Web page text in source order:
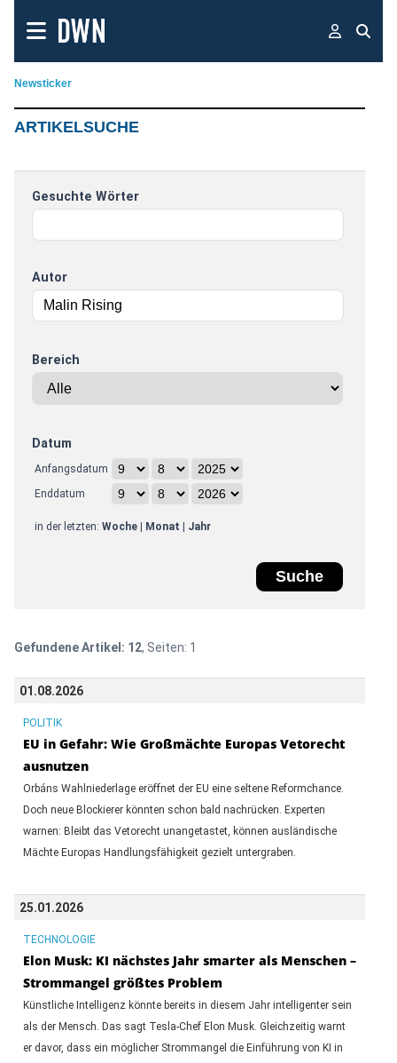
Newsticker
ARTIKELSUCHE
Gesuchte Wörter
Autor
Bereich
Datum
Anfangsdatum
Enddatum
in der letzten: Woche| Monat Jahr
Gefundene Artikel: 12, Seiten: 1
01.08.2026
POLITIK
EU in Gefahr: Wie Großmächte Europas Vetorecht
ausnutzen
Orbáns Wahlniederlage eröffnet der EU eine seltene Reformchance.
Doch neue Blockierer könnten schon bald nachrücken. Experten
warnen: Bleibt das Vetorecht unangetastet, können ausländische
Mächte Europas Handlungsfähigkeit gezielt untergraben.
25.01.2026
TECHNOLOGIE
Elon Musk: KI nächstes Jahr smarter als Menschen –
Strommangel größtes Problem
Künstliche Intelligenz könnte bereits in diesem Jahr intelligenter sein
als der Mensch. Das sagt Tesla-Chef Elon Musk. Gleichzeitig warnt
er davor, dass ein möglicher Strommangel die Einführung von KI in